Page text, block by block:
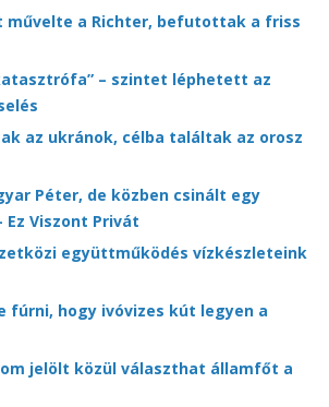
művelte a Richter, befutottak a friss
– szintet léphetett az
az ukránok, célba találtak az orosz
Péter, de közben csinált egy
Viszont Privát
együttműködés vízkészleteink
fúrni, hogy ivóvizes kút legyen a
jelölt közül választhat államfőt a